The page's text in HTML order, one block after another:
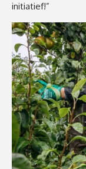
initiatief!”